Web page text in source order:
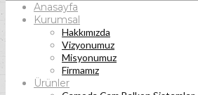
Anasayfa
Kurumsal
Hakkımızda
Vizyonumuz
Misyonumuz
Firmamız
Ürünler